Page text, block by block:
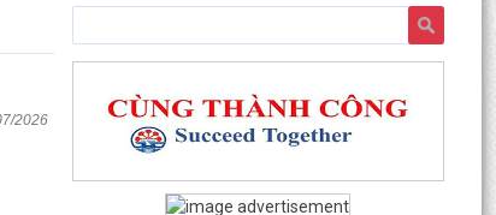
2026